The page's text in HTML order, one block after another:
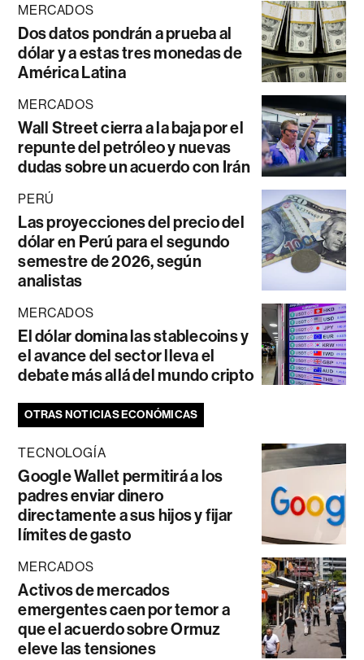
MERCADOS
Dos datos pondrán a prueba al
dólar y a estas tres monedas de
América Latina
MERCADOS
Wall Street cierra a la baja por el
repunte del petróleo y nuevas
dudas sobre un acuerdo con Irán
PERÚ
Las proyecciones del precio del
dólar en Perú para el segundo
semestre de 2026, según
analistas
MERCADOS
El dólar domina las stablecoins y
el avance del sector lleva el
debate más allá del mundo cripto
OTRAS NOTICIAS ECONÓMICAS
TECNOLOGÍA
Google Wallet permitirá a los
padres enviar dinero
directamente a sus hijos y fijar
límites de gasto
MERCADOS
Activos de mercados
emergentes caen por temor a
que el acuerdo sobre Ormuz
eleve las tensiones